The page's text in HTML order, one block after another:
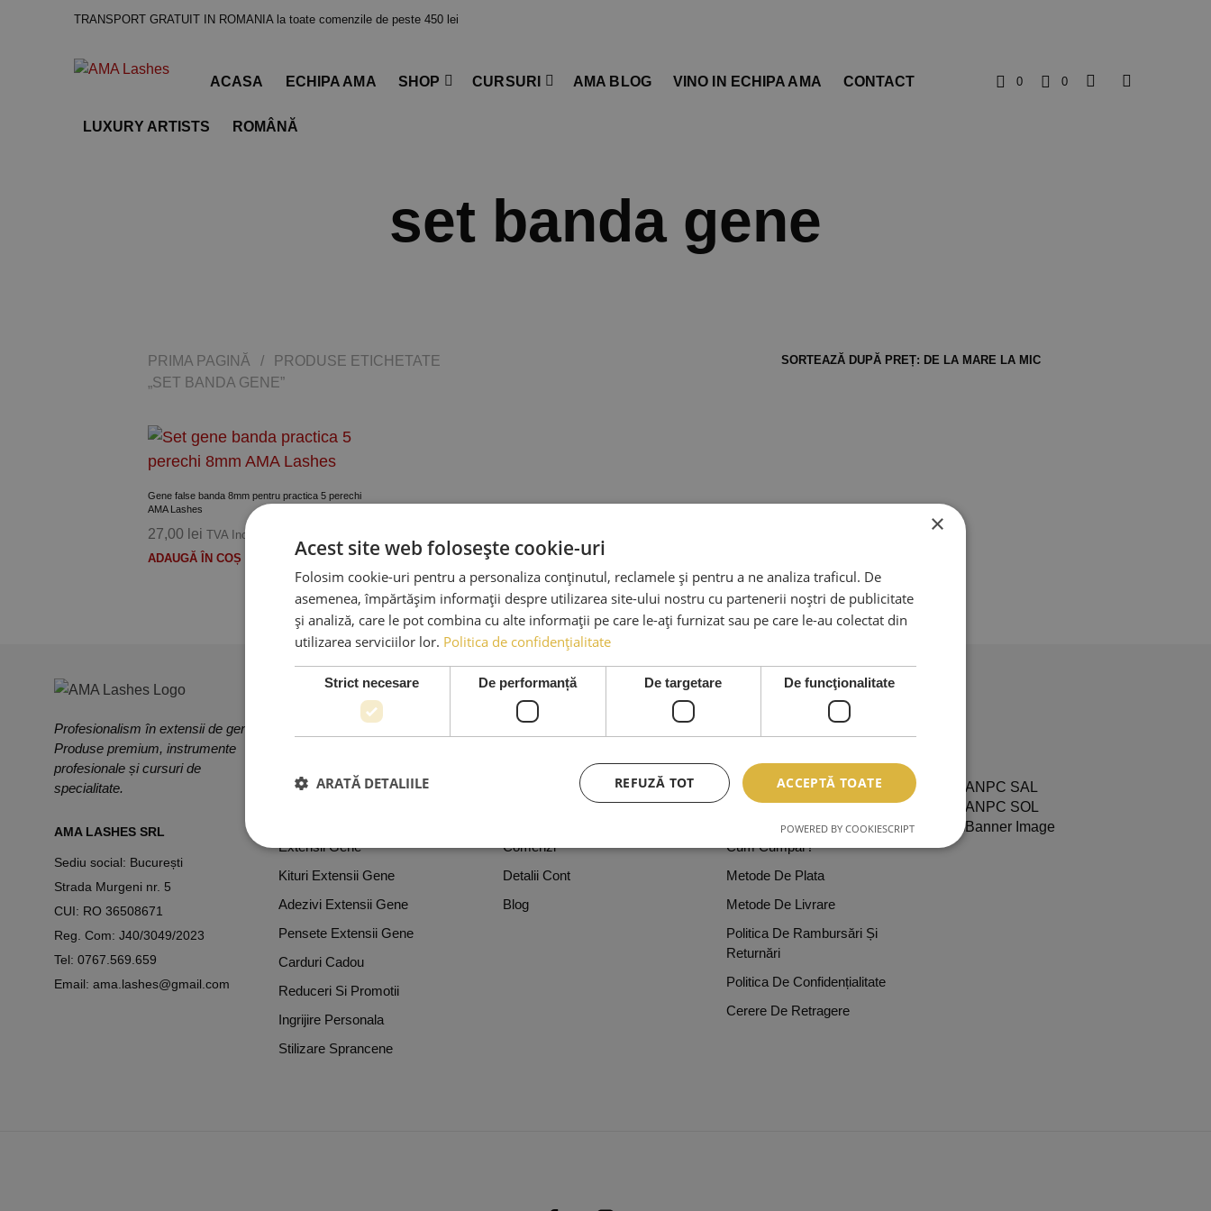
TRANSPORT GRATUIT IN ROMANIA la toate comenzile de peste 450 lei
0 0
ACASA ECHIPA AMA SHOP CURSURI AMA BLOG VINO IN ECHIPA AMA CONTACT
LUXURY ARTISTS ROMÂNĂ
set banda gene
PRIMA PAGINĂ /
PRODUSE ETICHETATE
„SET BANDA GENE”
Gene false banda 8mm pentru practica 5 perechi
AMA Lashes
27,00 lei TVA Inclus
ADAUGĂ ÎN COȘ
Profesionalism în extensii de gene.
Produse premium, instrumente
profesionale și cursuri de
specialitate.
AMA LASHES SRL
Sediu social: București
Strada Murgeni nr. 5
CUI: RO 36508671
Reg. Com: J40/3049/2023
Tel: 0767.569.659
Email: ama.lashes@gmail.com
PRODUSE & SERVICII
Extensii Gene
Kituri Extensii Gene
Adezivi Extensii Gene
Pensete Extensii Gene
Carduri Cadou
Reduceri Si Promotii
Ingrijire Personala
Stilizare Sprancene
SERVICII CLIENTI
Comenzi
Detalii Cont
Blog
INFO LEGAL
Cum Cumpar?
Metode De Plata
Metode De Livrare
Politica De Rambursări Și
Returnări
Politica De Confidențialitate
Cerere De Retragere
×
Acest site web folosește cookie-uri
Folosim cookie-uri pentru a personaliza conținutul, reclamele și pentru a ne analiza traficul. De
asemenea, împărtășim informații despre utilizarea site-ului nostru cu partenerii noștri de publicitate
și analiză, care le pot combina cu alte informații pe care le-ați furnizat sau pe care le-au colectat din
utilizarea serviciilor lor. Politica de confidențialitate
Strict necesare De performanță De targetare De funcţionalitate
ACCEPTĂ TOATE
REFUZĂ TOT
ARATĂ DETALIILE
POWERED BY COOKIESCRIPT